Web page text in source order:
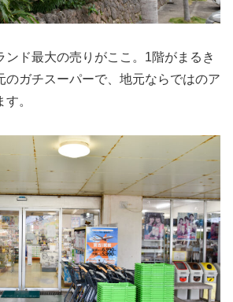
ンド最大の売りがここ。1階がまるき
のガチスーパーで、地元ならではのア
。